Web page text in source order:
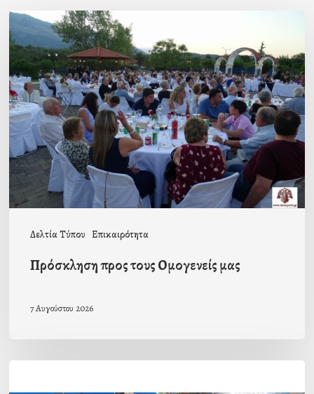
Δελτία Τύπου Επικαιρότητα
Πρόσκληση
προς
τους
Ομογενείς
μας
Πρόσκληση προς τους Ομογενείς μας
7 Αυγούστου 2026